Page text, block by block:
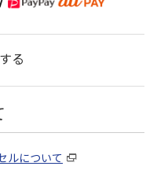
る
ルについて